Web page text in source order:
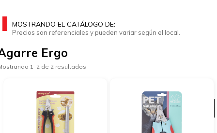
Ver categorías
MOSTRANDO EL CATÁLOGO DE:
Precios son referenciales y pueden variar según el local.
Ergo
1–2 de 2 resultados